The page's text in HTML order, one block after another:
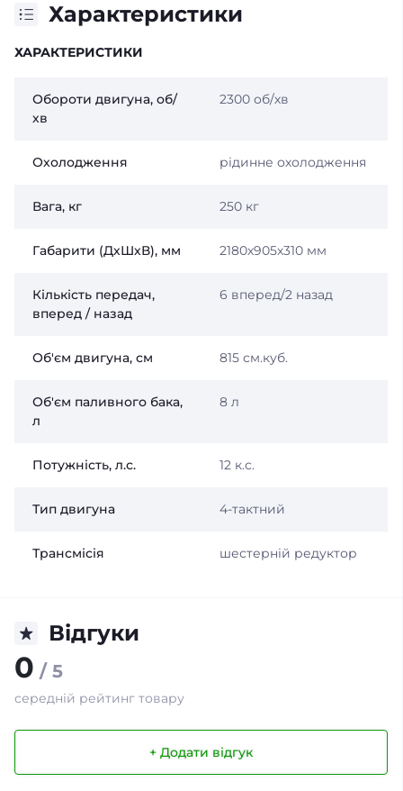
Характеристики
ХАРАКТЕРИСТИКИ
Обороти двигуна, об/
хв
2300 об/хв
Охолодження рідинне охолодження
Вага, кг 250 кг
Габарити (ДхШхВ), мм 2180х905х310 мм
Кількість передач,
вперед / назад
6 вперед/2 назад
Об'єм двигуна, см 815 см.куб.
Об'єм паливного бака,
л
8 л
Потужність, л.с. 12 к.с.
Тип двигуна 4-тактний
Трансмісія шестерній редуктор
Відгуки
0 / 5
середній рейтинг товару
+ Додати відгук